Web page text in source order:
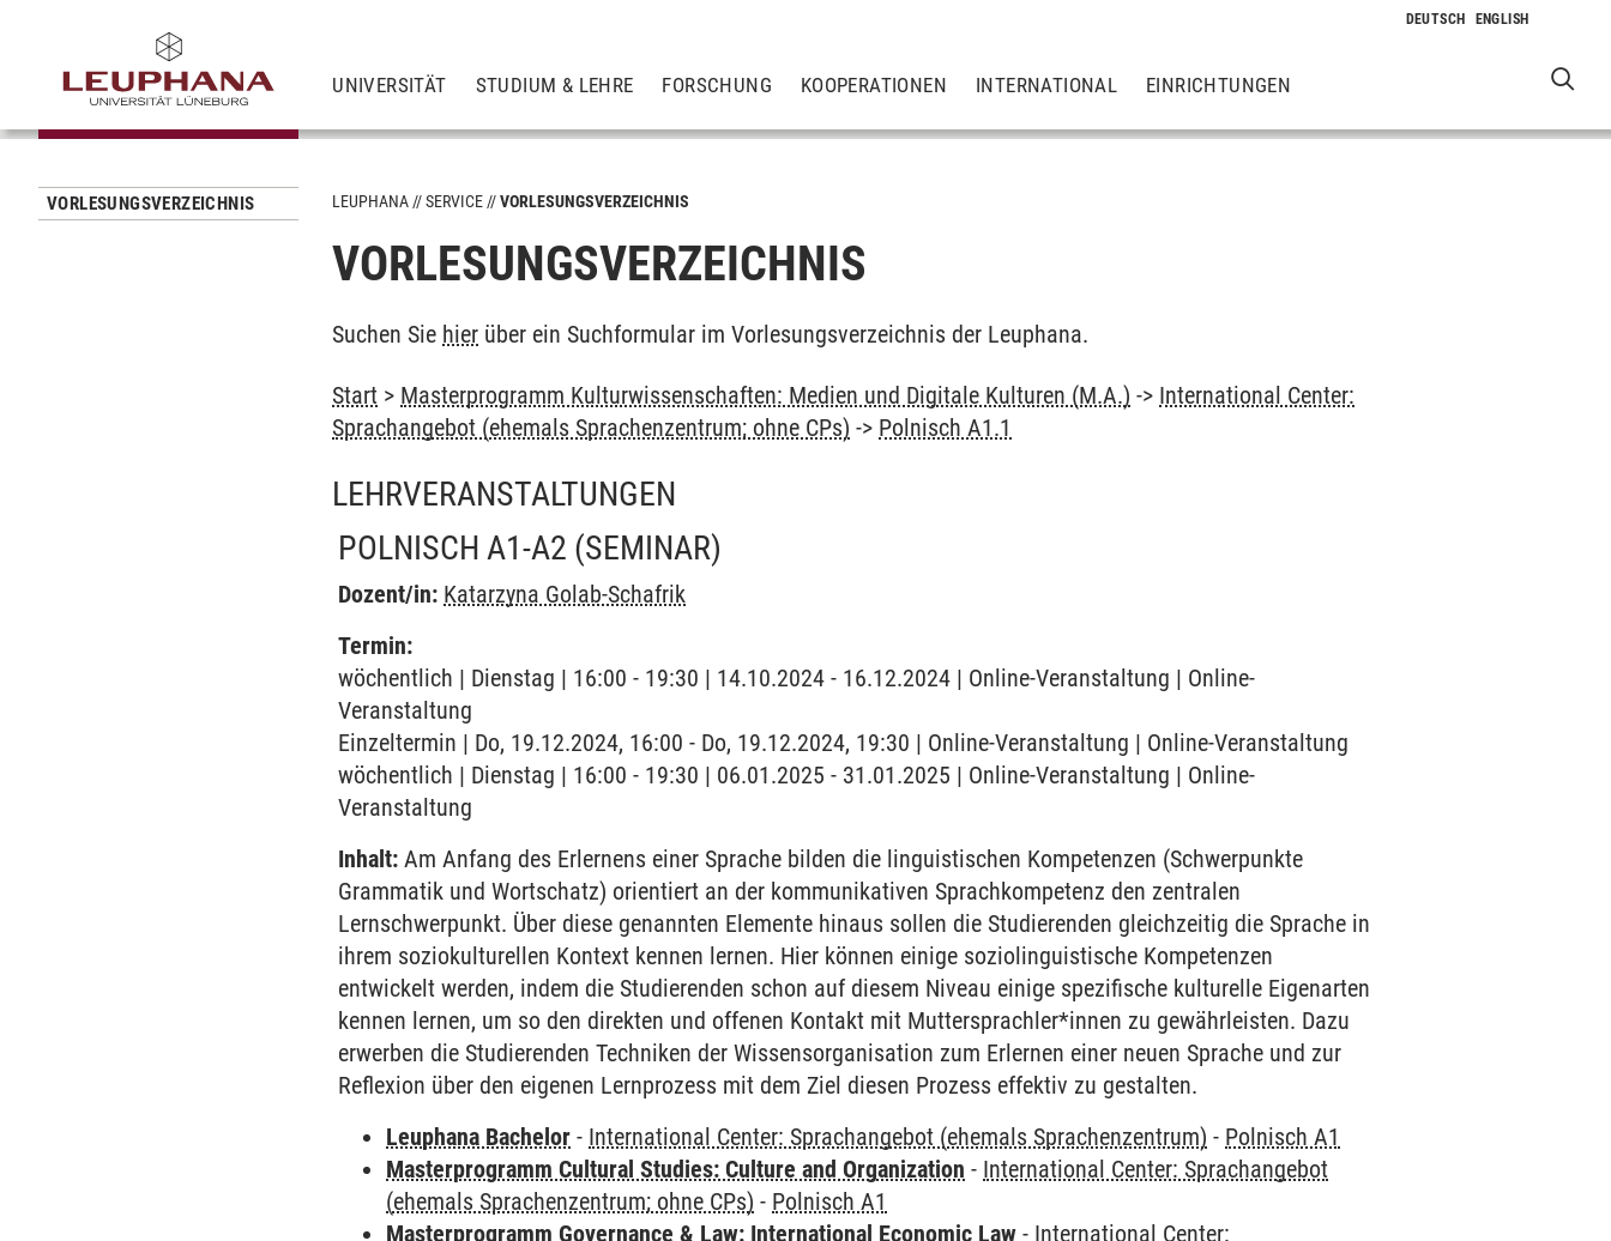
UNIVERSITÄT STUDIUM & LEHRE FORSCHUNG KOOPERATIONEN INTERNATIONAL EINRICHTUNGEN
VORLESUNGSVERZEICHNIS LEUPHANA SERVICE VORLESUNGSVERZEICHNIS
VORLESUNGSVERZEICHNIS
Suchen Sie hier über ein Suchformular im Vorlesungsverzeichnis der Leuphana.
Start > Masterprogramm Kulturwissenschaften: Medien und Digitale Kulturen (M.A.) -> International Center:
Sprachangebot (ehemals Sprachenzentrum; ohne CPs) -> Polnisch A1.1
LEHRVERANSTALTUNGEN
POLNISCH A1-A2 (SEMINAR)
Dozent/in: Katarzyna Golab-Schafrik
Termin:
wöchentlich | Dienstag | 16:00 - 19:30 | 14.10.2024 - 16.12.2024 | Online-Veranstaltung | Online-
Veranstaltung
Einzeltermin | Do, 19.12.2024, 16:00 - Do, 19.12.2024, 19:30 | Online-Veranstaltung | Online-Veranstaltung
wöchentlich | Dienstag | 16:00 - 19:30 | 06.01.2025 - 31.01.2025 | Online-Veranstaltung | Online-
Veranstaltung
Inhalt: Am Anfang des Erlernens einer Sprache bilden die linguistischen Kompetenzen (Schwerpunkte
Grammatik und Wortschatz) orientiert an der kommunikativen Sprachkompetenz den zentralen
Lernschwerpunkt. Über diese genannten Elemente hinaus sollen die Studierenden gleichzeitig die Sprache in
ihrem soziokulturellen Kontext kennen lernen. Hier können einige soziolinguistische Kompetenzen
entwickelt werden, indem die Studierenden schon auf diesem Niveau einige spezifische kulturelle Eigenarten
kennen lernen, um so den direkten und offenen Kontakt mit Muttersprachler*innen zu gewährleisten. Dazu
erwerben die Studierenden Techniken der Wissensorganisation zum Erlernen einer neuen Sprache und zur
Reflexion über den eigenen Lernprozess mit dem Ziel diesen Prozess effektiv zu gestalten.
Leuphana Bachelor - International Center: Sprachangebot (ehemals Sprachenzentrum) - Polnisch A1
Masterprogramm Cultural Studies: Culture and Organization - International Center: Sprachangebot
(ehemals Sprachenzentrum; ohne CPs) - Polnisch A1
Masterprogramm Governance & Law: International Economic Law - International Center: